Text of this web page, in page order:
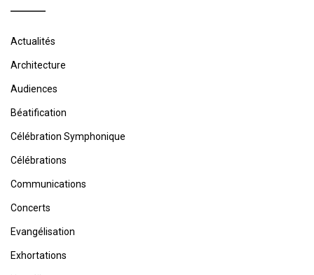
Actualités
Architecture
Audiences
Béatification
Célébration Symphonique
Célébrations
Communications
Concerts
Evangélisation
Exhortations